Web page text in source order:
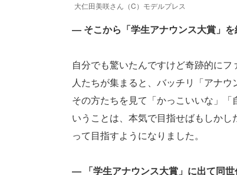
大仁田美咲さん（C）モデルプレス
― そこから「学生アナウンス大賞」
自分でも驚いたんですけど奇跡的に
人たちが集まると、バッチリ「アナウ
その方たちを見て「かっこいいな」
いうことは、本気で目指せばもしか
って目指すようになりました。
― 「学生アナウンス大賞」に出て同世